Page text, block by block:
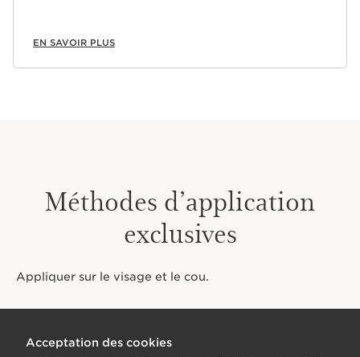
EN SAVOIR PLUS
Méthodes d’application
exclusives
Appliquer sur le visage et le cou.
Acceptation des cookies